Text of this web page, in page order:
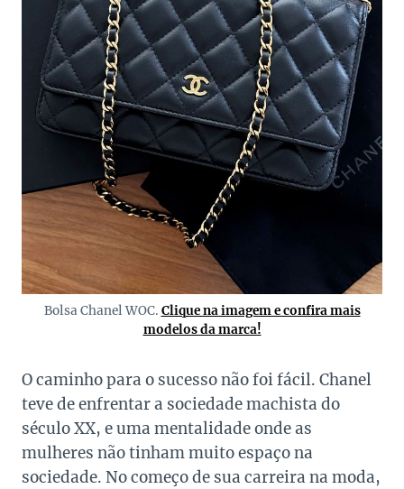
Bolsa Chanel WOC. Clique na imagem e confira mais
modelos da marca!
O caminho para o sucesso não foi fácil. Chanel
teve de enfrentar a sociedade machista do
século XX, e uma mentalidade onde as
mulheres não tinham muito espaço na
sociedade. No começo de sua carreira na moda,